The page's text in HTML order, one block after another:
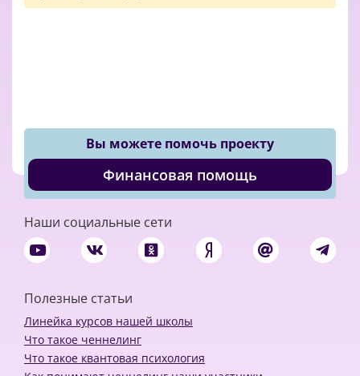
Вы можете помочь проекту
Финансовая помощь
Наши социальные сети
Полезные статьи
Линейка курсов нашей школы
Что такое ченнелинг
Что такое квантовая психология